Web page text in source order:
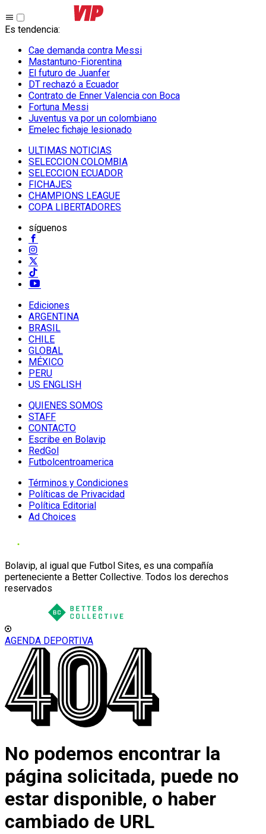
Es tendencia:
Cae demanda contra Messi
Mastantuno-Fiorentina
El futuro de Juanfer
DT rechazó a Ecuador
Contrato de Enner Valencia con Boca
Fortuna Messi
Juventus va por un colombiano
Emelec fichaje lesionado
ULTIMAS NOTICIAS
SELECCION COLOMBIA
SELECCION ECUADOR
FICHAJES
CHAMPIONS LEAGUE
COPA LIBERTADORES
síguenos
Ediciones
ARGENTINA
BRASIL
CHILE
GLOBAL
MÉXICO
PERU
US ENGLISH
QUIENES SOMOS
STAFF
CONTACTO
Escribe en Bolavip
RedGol
Futbolcentroamerica
Términos y Condiciones
Políticas de Privacidad
Política Editorial
Ad Choices
Bolavip, al igual que Futbol Sites, es una compañía
perteneciente a Better Collective. Todos los derechos
reservados
AGENDA DEPORTIVA
No podemos encontrar la
página solicitada, puede no
estar disponible, o haber
cambiado de URL